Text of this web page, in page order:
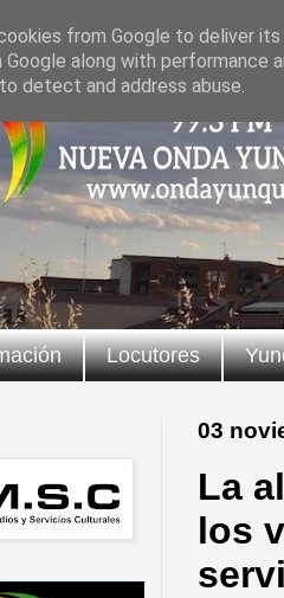
Locutores
03
La
los
from Google to deliver
Google along with
detect and address abuse.